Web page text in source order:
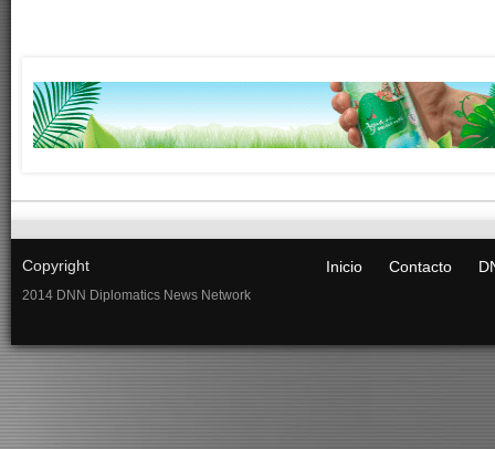
Copyright
2014 DNN Diplomatics News Network
Inicio Contacto